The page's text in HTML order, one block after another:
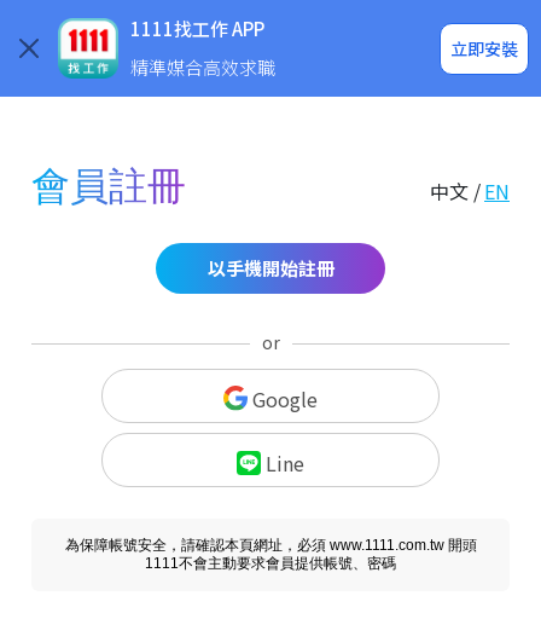
1111找工作 APP
精準媒合高效求職
立即安裝
企業求才
會員註冊 中文 /EN
以手機開始註冊
or
Google
Line
為保障帳號安全，請確認本頁網址，必須 www.1111.com.tw 開頭
1111不會主動要求會員提供帳號、密碼